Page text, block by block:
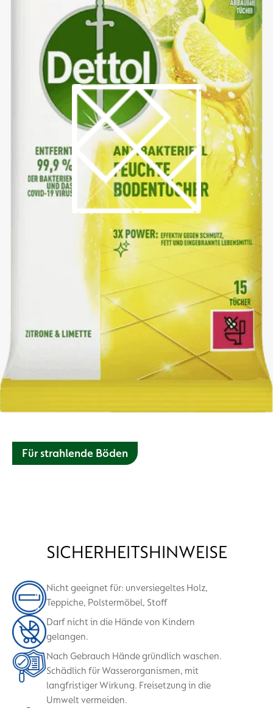
Für strahlende Böden
SICHERHEITSHINWEISE
Nicht geeignet für: unversiegeltes Holz,
Teppiche, Polstermöbel, Stoff
Darf nicht in die Hände von Kindern
gelangen.
Nach Gebrauch Hände gründlich waschen.
Schädlich für Wasserorganismen, mit
langfristiger Wirkung. Freisetzung in die
Umwelt vermeiden.